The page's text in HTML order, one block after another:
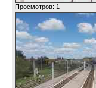
Просмотров: 1